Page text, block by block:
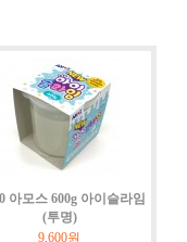
아모스 600g 아이슬라임
(투명)
9,600원